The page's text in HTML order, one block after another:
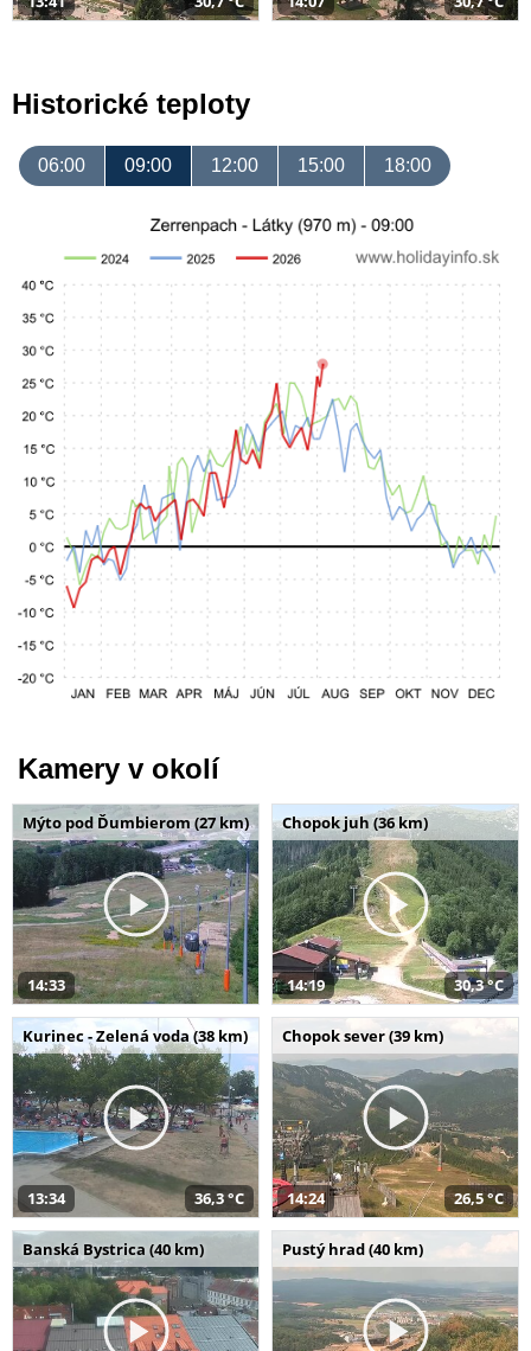
Historické teploty
06:00 09:00 12:00 15:00 18:00
Kamery v okolí
Mýto pod Ďumbierom (27 km)
14:33
Chopok juh (36 km)
14:19 30,3 °C
Kurinec - Zelená voda (38 km)
13:34 36,3 °C
Chopok sever (39 km)
14:24 26,5 °C
Banská Bystrica (40 km) Pustý hrad (40 km)